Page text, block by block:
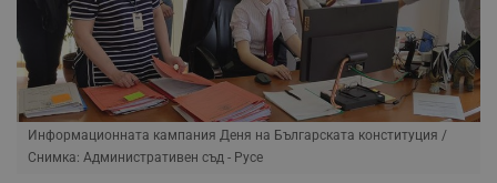
Информационната кампания Деня на Българската конституция /
Снимка: Административен съд - Русе